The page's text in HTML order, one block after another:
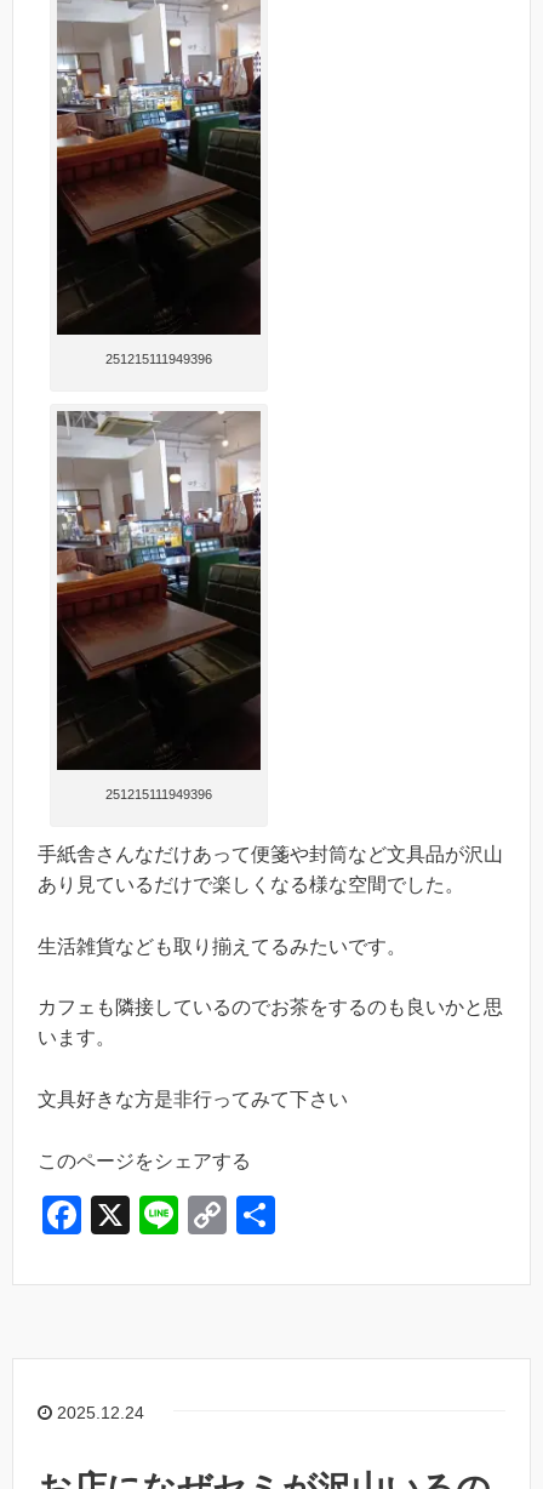
251215111949396
251215111949396
手紙舎さんなだけあって便箋や封筒など文具品が沢山
あり見ているだけで楽しくなる様な空間でした。
生活雑貨なども取り揃えてるみたいです。
カフェも隣接しているのでお茶をするのも良いかと思
います。
文具好きな方是非行ってみて下さい
このページをシェアする
F
c
b
o
X
Li
e
C
p
Li
2025.12.24